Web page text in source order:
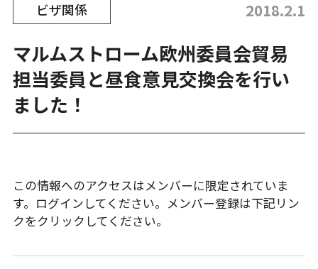
ビザ関係 2018.2.1
マルムストローム欧州委員会貿易
担当委員と昼食意見交換会を行い
ました！
この情報へのアクセスはメンバーに限定されていま
す。ログインしてください。メンバー登録は下記リン
クをクリックしてください。